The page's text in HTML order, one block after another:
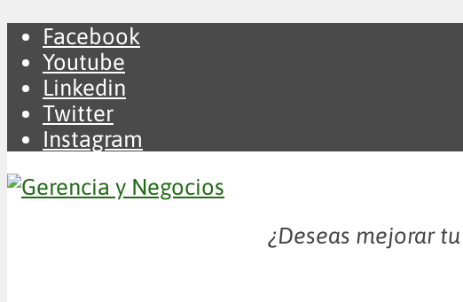
Facebook
Youtube
Linkedin
Twitter
Instagram
¿Deseas mejorar